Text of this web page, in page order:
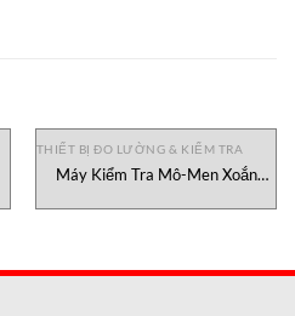
THIẾT BỊ ĐO LƯỜNG & KIỂM TRA
Máy Kiểm Tra Mô-Men Xoắn